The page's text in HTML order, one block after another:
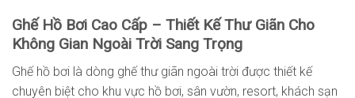
Ghế Hồ Bơi Cao Cấp – Thiết Kế Thư Giãn Cho
Không Gian Ngoài Trời Sang Trọng
Ghế hồ bơi là dòng ghế thư giãn ngoài trời được thiết kế
chuyên biệt cho khu vực hồ bơi, sân vườn, resort, khách sạn